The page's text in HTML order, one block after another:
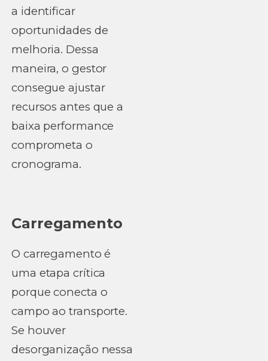
a identificar
oportunidades de
melhoria. Dessa
maneira, o gestor
consegue ajustar
recursos antes que a
baixa performance
comprometa o
cronograma.
Carregamento
O carregamento é
uma etapa crítica
porque conecta o
campo ao transporte.
Se houver
desorganização nessa